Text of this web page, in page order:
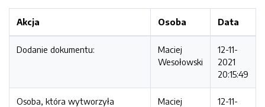
Akcja Osoba Data
Dodanie dokumentu:
Maciej
Wesołowski
12-11-
2021
20:15:49
Osoba, która wytworzyła
Maciej
12-11-